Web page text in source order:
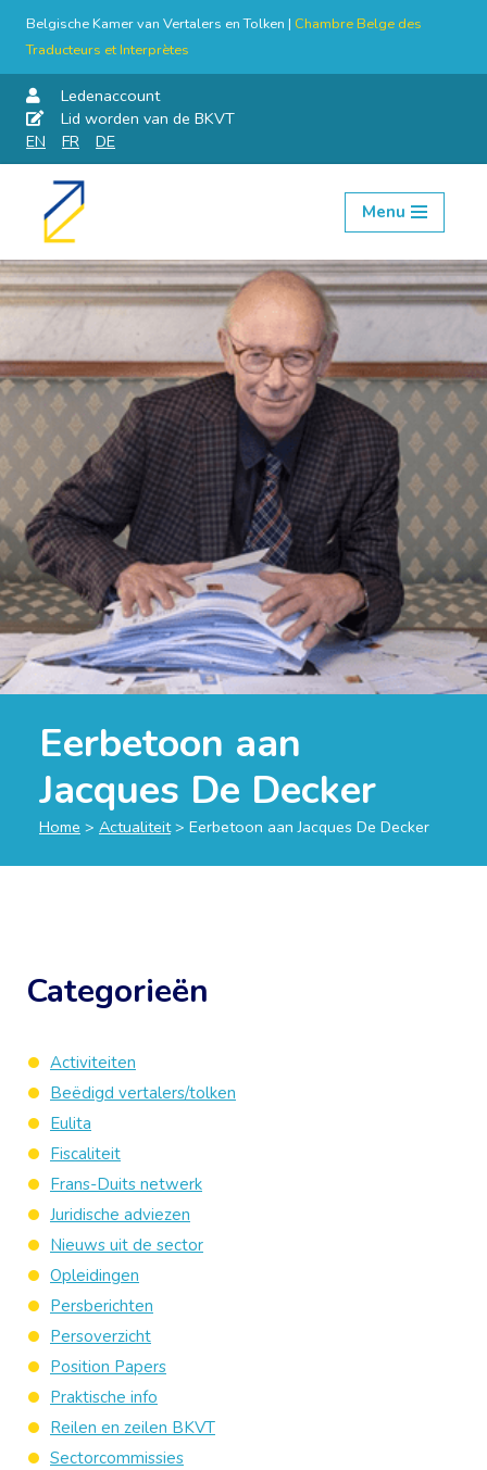
Belgische Kamer van Vertalers en Tolken | Chambre Belge des
Traducteurs et Interprètes
Ledenaccount
Lid worden van de BKVT
EN
FR DE
Skip
content
Menu
Eerbetoon aan
Jacques De Decker
Home > Actualiteit> Eerbetoon aan Jacques De Decker
Categorieën
Activiteiten
Beëdigd vertalers/tolken
Eulita
Fiscaliteit
Frans-Duits netwerk
Juridische adviezen
Nieuws uit de sector
Opleidingen
Persberichten
Persoverzicht
Position Papers
Praktische info
Reilen en zeilen BKVT
Sectorcommissies